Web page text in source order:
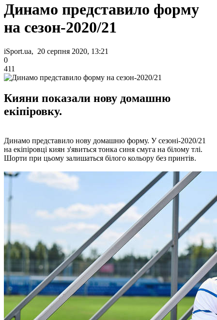
Динамо представило форму
на сезон-2020/21
iSport.ua, 20 серпня 2020, 13:21
0
411
Кияни показали нову домашню
екіпіровку.
Динамо представило нову домашню форму. У сезоні-2020/21
на екіпіровці киян з'явиться тонка синя смуга на білому тлі.
Шорти при цьому залишаться білого кольору без принтів.